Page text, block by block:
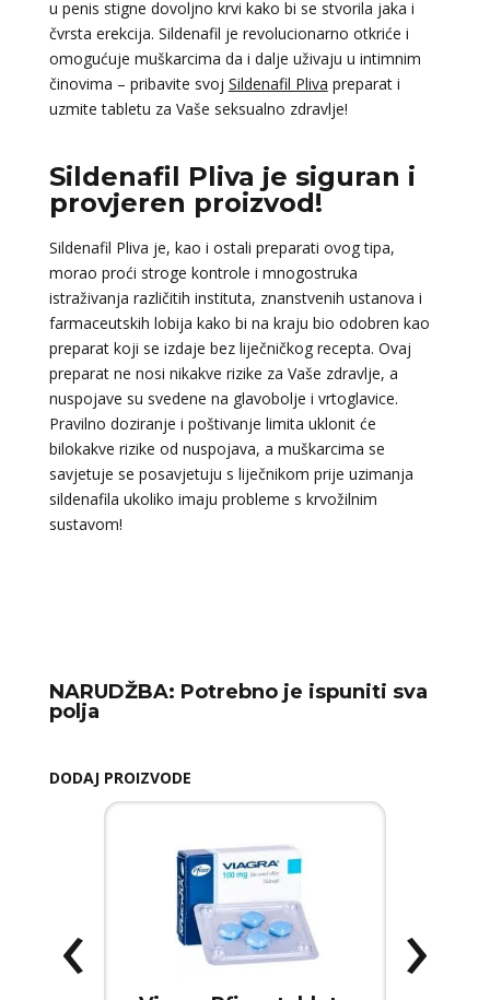
u penis stigne dovoljno krvi kako bi se stvorila jaka i
čvrsta erekcija. Sildenafil je revolucionarno otkriće i
omogućuje muškarcima da i dalje uživaju u intimnim
činovima – pribavite svoj Sildenafil Pliva preparat i
uzmite tabletu za Vaše seksualno zdravlje!
Sildenafil Pliva je siguran i
provjeren proizvod!
Sildenafil Pliva je, kao i ostali preparati ovog tipa,
morao proći stroge kontrole i mnogostruka
istraživanja različitih instituta, znanstvenih ustanova i
farmaceutskih lobija kako bi na kraju bio odobren kao
preparat koji se izdaje bez liječničkog recepta. Ovaj
preparat ne nosi nikakve rizike za Vaše zdravlje, a
nuspojave su svedene na glavobolje i vrtoglavice.
Pravilno doziranje i poštivanje limita uklonit će
bilokakve rizike od nuspojava, a muškarcima se
savjetuje se posavjetuju s liječnikom prije uzimanja
sildenafila ukoliko imaju probleme s krvožilnim
sustavom!
NARUDŽBA: Potrebno je ispuniti sva
polja
DODAJ PROIZVODE
‹ ›